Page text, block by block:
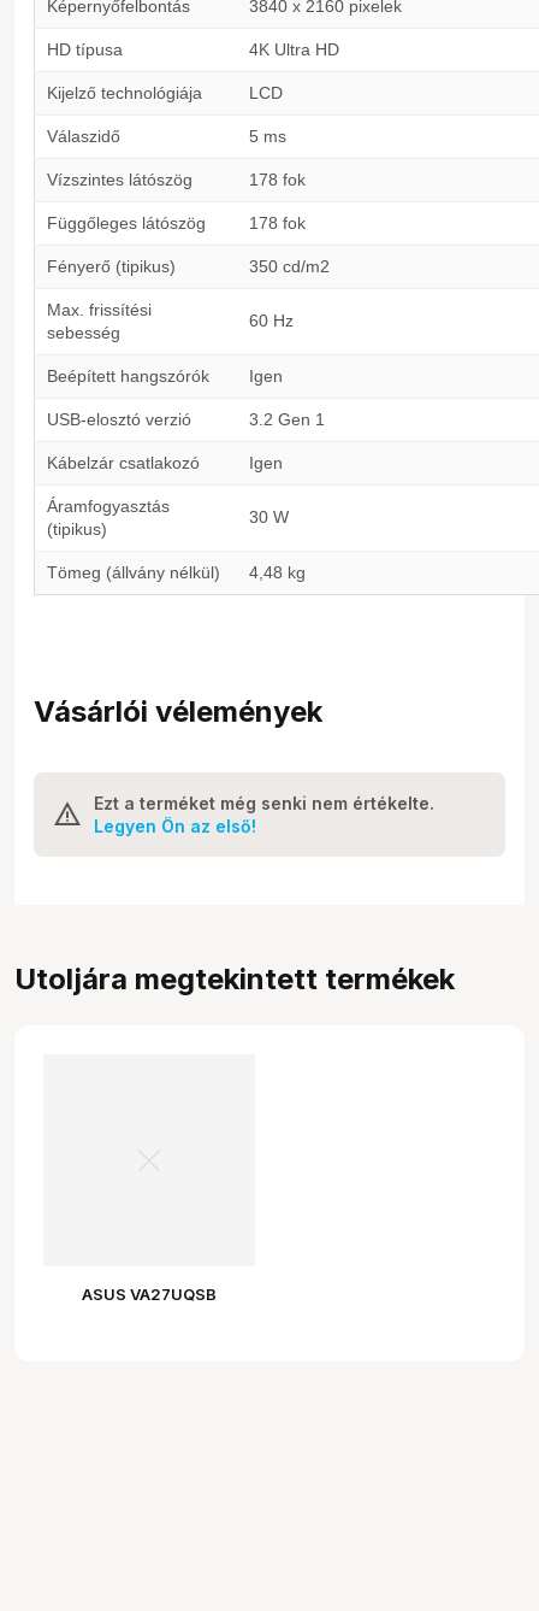
Képernyőfelbontás 3840 x 2160 pixelek
HD típusa 4K Ultra HD
Kijelző technológiája LCD
Válaszidő 5 ms
Vízszintes látószög 178 fok
Függőleges látószög 178 fok
Fényerő (tipikus) 350 cd/m2
Max. frissítési
sebesség
60 Hz
Beépített hangszórók Igen
USB-elosztó verzió 3.2 Gen 1
Kábelzár csatlakozó Igen
Áramfogyasztás
(tipikus)
30 W
Tömeg (állvány nélkül) 4,48 kg
Vásárlói vélemények
Ezt a terméket még senki nem értékelte.
Legyen Ön az első!
Utoljára megtekintett termékek
ASUS VA27UQSB